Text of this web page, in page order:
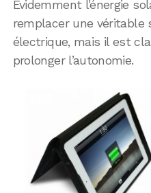
Évidemment l’énergie
remplacer une véritable
électrique, mais il est
prolonger l’autonomie.